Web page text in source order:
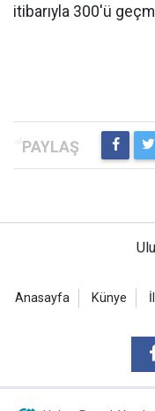
itibarıyla 300'ü
Anasayfa Künye